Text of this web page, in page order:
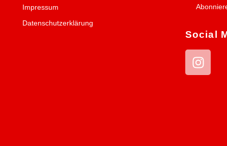
Impressum
Datenschutzerklärung
Social